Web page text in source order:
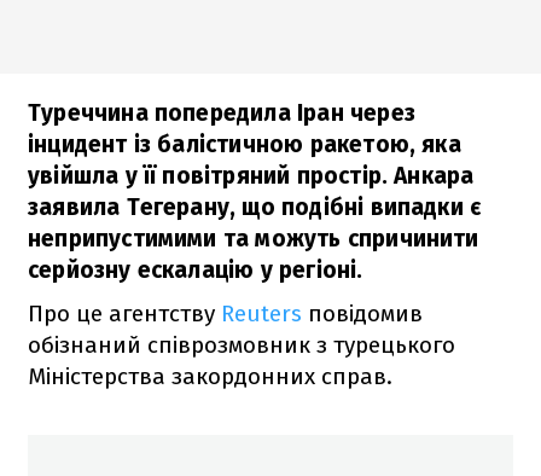
Туреччина попередила Іран через
інцидент із балістичною ракетою, яка
увійшла у її повітряний простір. Анкара
заявила Тегерану, що подібні випадки є
неприпустимими та можуть спричинити
серйозну ескалацію у регіоні.
Про це агентству Reuters повідомив
обізнаний співрозмовник з турецького
Міністерства закордонних справ.